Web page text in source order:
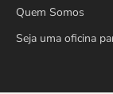
Quem Somos
Seja uma oficina